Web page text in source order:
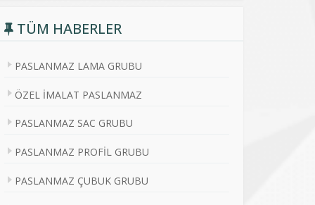
TÜM HABERLER
PASLANMAZ LAMA GRUBU
ÖZEL İMALAT PASLANMAZ
PASLANMAZ SAC GRUBU
PASLANMAZ PROFİL GRUBU
PASLANMAZ ÇUBUK GRUBU